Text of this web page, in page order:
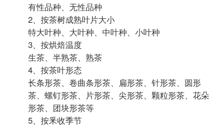
燥
黄芽茶：（如君山银针、蒙顶黄芽等）
黄小茶：（如北港毛尖、沩山毛尖等）
黄大茶：（如皖西黄大茶等）
青茶（半发酵茶）：晒青一凉青一做青一杀青一揉
捻一烘焙
闽北乌龙：（如大红袍、武夷岩茶等）
闽南乌龙：（如铁观音、白芽奇兰等）
广东乌龙：（凤凰单丛、凤凰水仙等）
台湾乌龙：（冻顶乌龙、文山包种等）